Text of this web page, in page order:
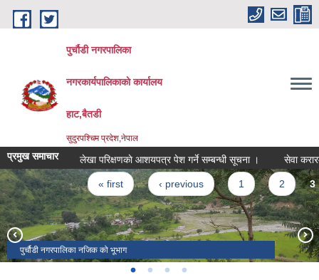
Skip to main content
पुर्चौडी नगरपालिका
नगरकार्यपालिकाकाे कार्यालय
हाट,बैतडी
सुदुरपश्चिम प्रदेश,नेपाल
प्रमुख समाचार लेखा परिक्षणकाे आशयपत्र पेश गर्ने सम्बन्धी सूचना । सेवा करारमा
Pages
« first ‹ previous 1 2 3
पुर्चौडी नगरपालिका नजिक को भूभाग
डिलाशैनी भगवती मन्दिर